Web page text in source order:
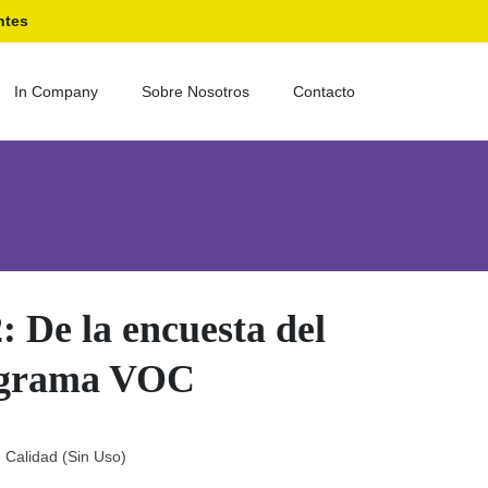
In Company Sobre Nosotros Contacto
De la encuesta del
VOC
(Sin Uso)